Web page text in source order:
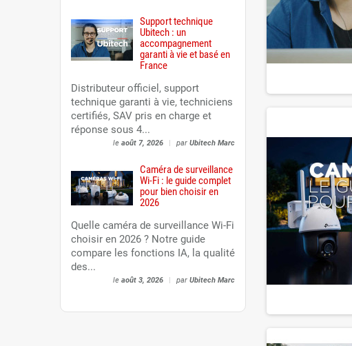
Support technique
Ubitech : un
accompagnement
garanti à vie et basé en
France
Distributeur officiel, support
technique garanti à vie, techniciens
certifiés, SAV pris en charge et
réponse sous 4...
le août 7, 2026 | par Ubitech Marc
Caméra de surveillance
Wi-Fi : le guide complet
pour bien choisir en
2026
Quelle caméra de surveillance Wi-Fi
choisir en 2026 ? Notre guide
compare les fonctions IA, la qualité
des...
le août 3, 2026 | par Ubitech Marc